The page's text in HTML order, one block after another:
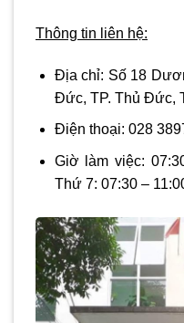
Thông tin liên hệ:
Địa chỉ: Số 18
Đức, TP. Thủ Đức,
Điện thoại: 028
Giờ làm việc:
Thứ 7: 07:30 –